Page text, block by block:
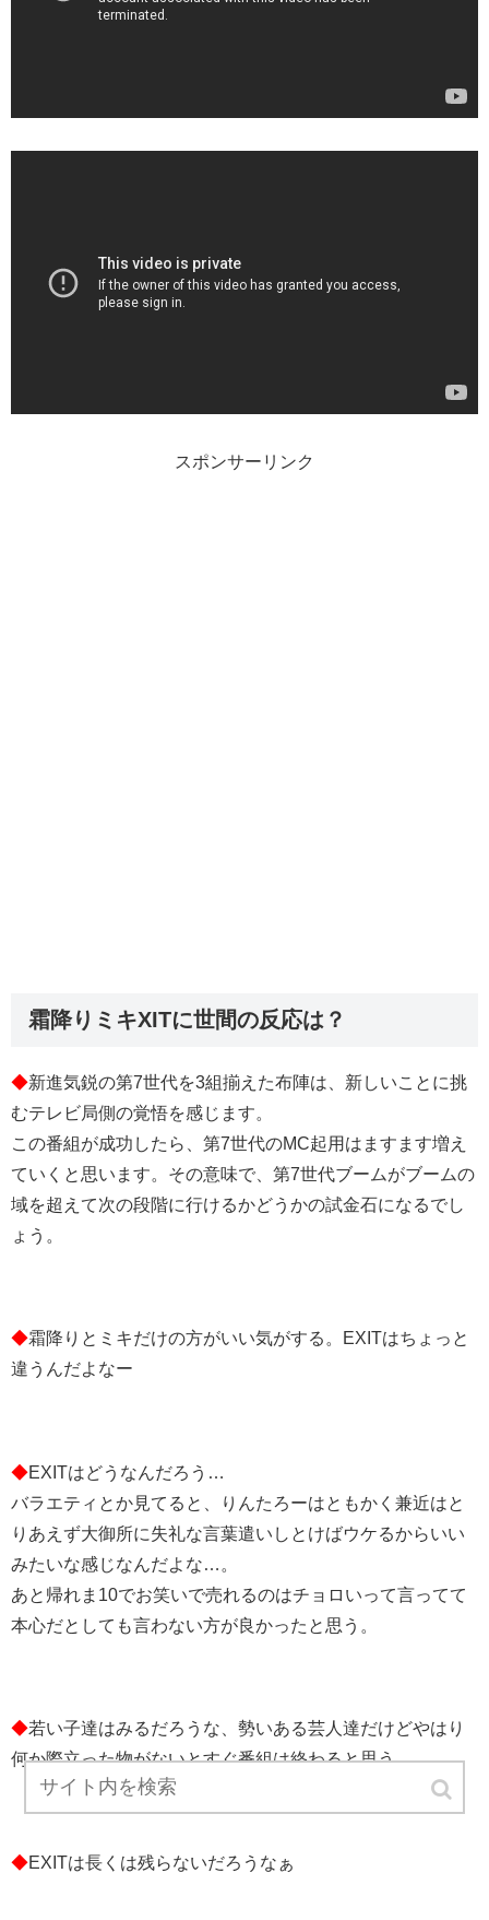
スポンサーリンク
霜降りミキXITに世間の反応は？
◆新進気鋭の第7世代を3組揃えた布陣は、新しいことに挑
むテレビ局側の覚悟を感じます。
この番組が成功したら、第7世代のMC起用はますます増え
ていくと思います。その意味で、第7世代ブームがブームの
域を超えて次の段階に行けるかどうかの試金石になるでし
ょう。
◆霜降りとミキだけの方がいい気がする。EXITはちょっと
違うんだよなー
◆EXITはどうなんだろう…
バラエティとか見てると、りんたろーはともかく兼近はと
りあえず大御所に失礼な言葉遣いしとけばウケるからいい
みたいな感じなんだよな…。
あと帰れま10でお笑いで売れるのはチョロいって言ってて
本心だとしても言わない方が良かったと思う。
◆若い子達はみるだろうな、勢いある芸人達だけどやはり
何か際立った物がないとすぐ番組は終わると思う。
◆EXITは長くは残らないだろうなぁ